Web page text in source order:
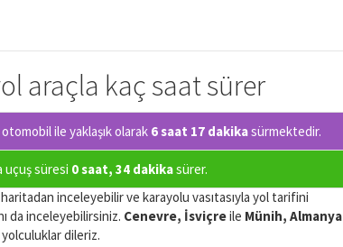
araçla kaç saat sürer
ile yaklaşık olarak 6 saat 17 dakikasürmektedir.
uçuş süresi 0 saat, 34 dakikasürer.
haritadan inceleyebilir ve karayolu vasıtasıyla yol tarifini
da inceleyebilirsiniz. Cenevre, İsviçreile Münih, Almanya
yolculuklar dileriz.